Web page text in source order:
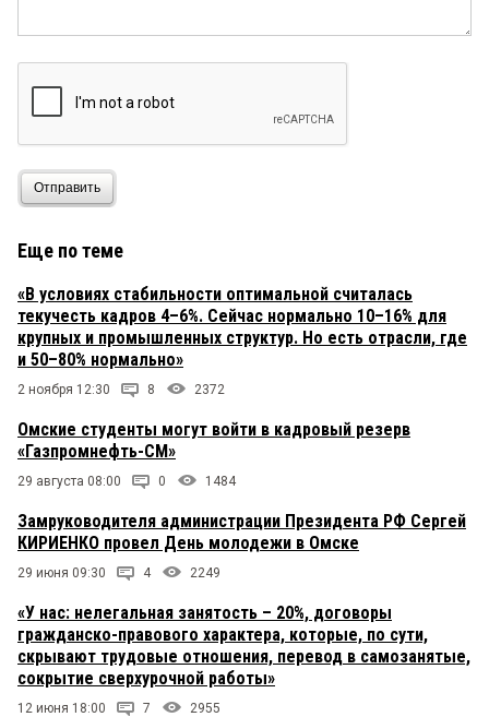
Отправить
Еще по теме
«В условиях стабильности оптимальной считалась
текучесть кадров 4–6%. Сейчас нормально 10–16% для
крупных и промышленных структур. Но есть отрасли, где
и 50–80% нормально»
2 ноября 12:30 8 2372
Омские студенты могут войти в кадровый резерв
«Газпромнефть-СМ»
29 августа 08:00 0 1484
Замруководителя администрации Президента РФ Сергей
КИРИЕНКО провел День молодежи в Омске
29 июня 09:30 4 2249
«У нас: нелегальная занятость – 20%, договоры
гражданско-правового характера, которые, по сути,
скрывают трудовые отношения, перевод в самозанятые,
сокрытие сверхурочной работы»
12 июня 18:00 7 2955